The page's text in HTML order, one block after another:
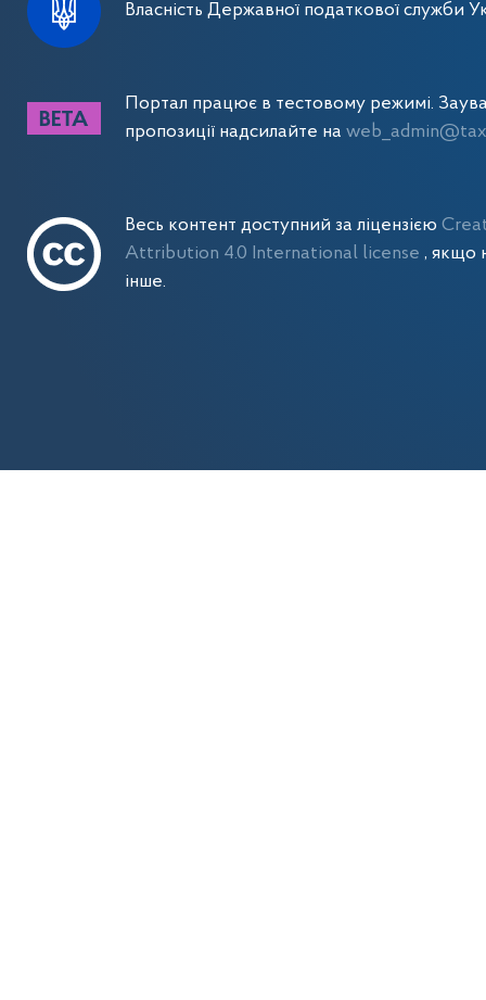
Власність Державної податкової служби
Портал працює в тестовому режимі.
пропозиції надсилайте на
Весь контент доступний за ліцензією
Attribution 4.0 International license , якщо
інше.